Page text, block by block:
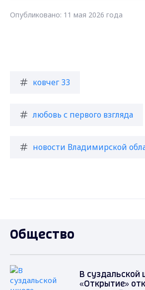
Опубликовано: 11 мая 2026 года
ковчег 33
любовь с первого взгляда
новости Владимирской
Общество
В суздальской
«Открытие»